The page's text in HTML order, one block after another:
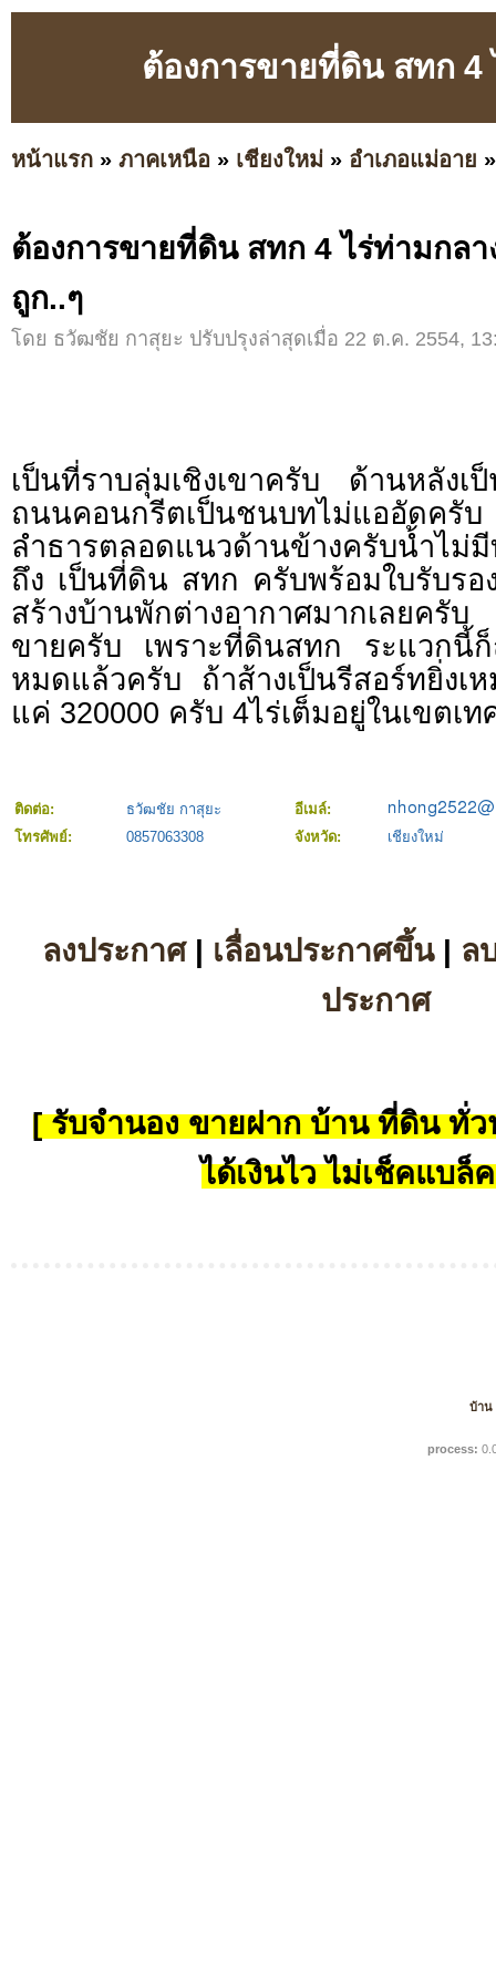
ต้องการขายที่ดิน สทก 4
หน้าแรก » ภาคเหนือ » เชียงใหม่ » อำเภอแม่อาย
ต้องการขายที่ดิน สทก 4 ไร่ท่ามกล
ถูก..ๆ
โดย ธวัฒชัย กาสุยะ ปรับปรุงล่าสุดเมื่อ 22 ต.ค. 2554,
เป็นที่ราบลุ่มเชิงเขาครับ ด้านหลัง
ถนนคอนกรีตเป็นชนบทไม่แออัด
ลำธารตลอดแนวด้านข้างครับน้ำไ
ถึง เป็นที่ดิน สทก ครับพร้อมใบรับรอ
สร้างบ้านพักต่างอากาศมากเลยค
ขายครับ เพราะที่ดินสทก ระแวกนี้ก็
หมดแล้วครับ ถ้าส้างเป็นรีสอร์ทยิ่งเ
แค่ 320000 ครับ 4ไร่เต็มอยู่ในเขตเ
ติดต่อ: ธวัฒชัย กาสุยะ
อีเมล์:
โทรศัพย์:
0857063308 จังหวัด: เชียงใหม่
ลงประกาศ| เลื่อนประกาศขึ้น| ล
ประกาศ
[ รับจำนอง ขายฝาก บ้าน ที่ดิน ทั่ว
ได้เงินไว ไม่เช็คแบล็
บ้าน
process: